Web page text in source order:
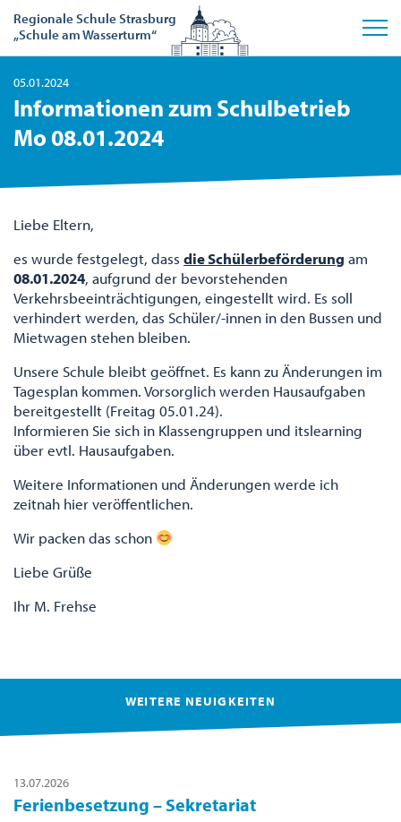
Regionale Schule Strasburg
„Schule am Wasserturm“
05.01.2024
Informationen zum Schulbetrieb
Mo 08.01.2024
Liebe Eltern,
es wurde festgelegt, dass die Schülerbeförderung am
08.01.2024, aufgrund der bevorstehenden
Verkehrsbeeinträchtigungen, eingestellt wird. Es soll
verhindert werden, das Schüler/-innen in den Bussen und
Mietwagen stehen bleiben.
Unsere Schule bleibt geöffnet. Es kann zu Änderungen im
Tagesplan kommen. Vorsorglich werden Hausaufgaben
bereitgestellt (Freitag 05.01.24).
Informieren Sie sich in Klassengruppen und itslearning
über evtl. Hausaufgaben.
Weitere Informationen und Änderungen werde ich
zeitnah hier veröffentlichen.
Wir packen das schon
Liebe Grüße
Ihr M. Frehse
WEITERE NEUIGKEITEN
13.07.2026
Ferienbesetzung – Sekretariat